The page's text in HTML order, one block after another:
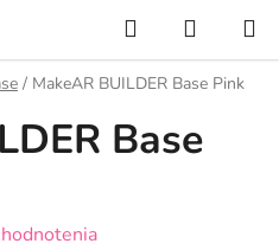
Hľadať
KOŠÍK
/ MakeAR BUILDER Base Pink
Base